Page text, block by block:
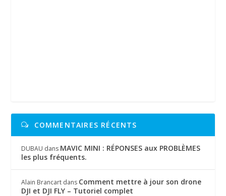
COMMENTAIRES RÉCENTS
DUBAU dans MAVIC MINI : RÉPONSES aux PROBLÈMES
les plus fréquents.
Alain Brancart dans Comment mettre à jour son drone
DJI et DJI FLY – Tutoriel complet